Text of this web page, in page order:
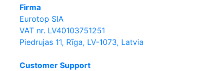
Firma
Eurotop SIA
VAT nr. LV40103751251
Piedrujas 11, Rīga, LV-1073, Latvia
Сustomer Support